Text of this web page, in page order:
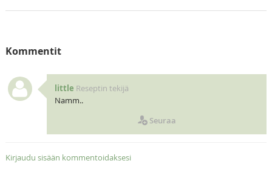
Kommentit
little Reseptin tekijä
Namm..
Seuraa
Kirjaudu sisään kommentoidaksesi